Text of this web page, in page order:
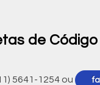
de
5641-1254 ou